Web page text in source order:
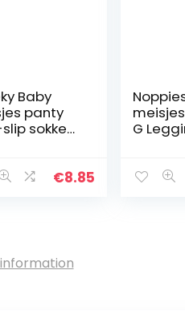
Baby
panty
sokken
€8.85
G